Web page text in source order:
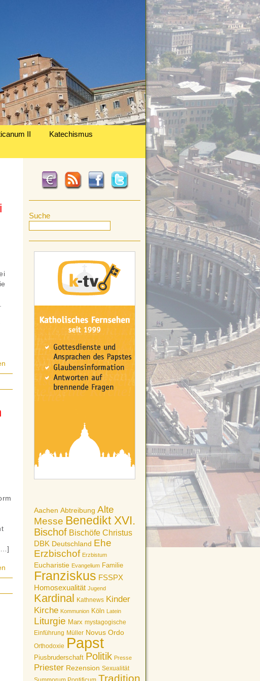
II
Katechismus
Suche
Aachen Abtreibung Alte
Messe Benedikt XVI.
Bischof Bischöfe Christus
DBK Deutschland Ehe
Erzbischof Erzbistum
Eucharistie Evangelium Familie
Franziskus FSSPX
Homosexualität Jugend
Kardinal Kathnews Kinder
Kirche Kommunion Köln Latein
Liturgie Marx mystagogische
Einführung Müller Novus Ordo
Orthodoxie Papst
Piusbruderschaft Politik Presse
Priester Rezension Sexualität
Tradition